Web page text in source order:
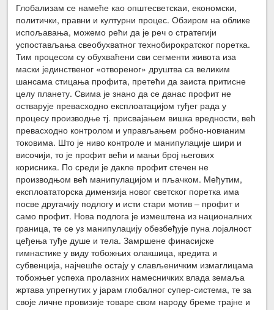
Глобализам се намеће као општесветскаи, економски,
политички, правни и културни процес. Обзиром на облике
испољавања, можемо рећи да је реч о стратегији
успостављања свеобухватног технобирократског поретка.
Тим процесом су обухваћени сви сегменти живота иза
маски јединственог «отвореног» друштва са великим
шансама стицања профита, претећи да заиста притисне
целу планету. Свима је знано да се данас профит не
остварује превасходно експлоатацијом туђег рада у
процесу производње тј. присвајањем вишка вредности, већ
превасходно контролом и управљањем робно-новчаним
токовима. Што је ниво контроле и манипулације шири и
височији, то је профит већи и мањи број његових
корисника. По среди је дакле профит стечен не
производњом већ манипулацијом и пљачком. Међутим,
експлоататорска димензија новог светског поретка има
посве другачију подлогу и исти стари мотив – профит и
само профит. Нова подлога је измештена из националних
граница, те се уз манипулацију обезбеђује пуна лојалност
цеђења туђе душе и тела. Замршене финасијске
гимнастике у виду тобожњих олакшица, кредита и
субвенција, најчешће остају у слављеничким измаглицама
тобожњег успеха пролазних намесничких влада земаља
жртава упрегнутих у јарам глобалног супер-система, те за
своје личне провизије товаре свом народу бреме трајне и